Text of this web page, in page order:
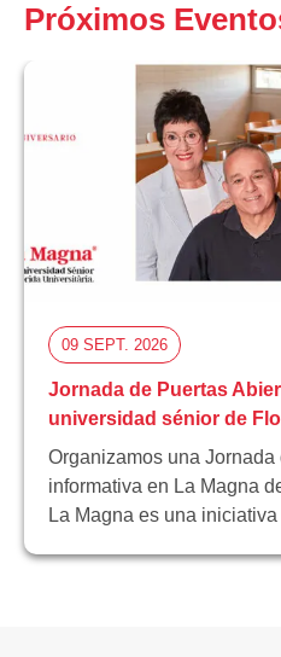
Próximos
09 SEPT. 2026
Jornada de Puertas
universidad sénior de
Organizamos una
informativa en La Magna
La Magna es una